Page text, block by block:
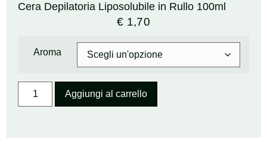
Cera Depilatoria Liposolubile in Rullo 100ml
€ 1,70
Aroma
Aggiungi al carrello